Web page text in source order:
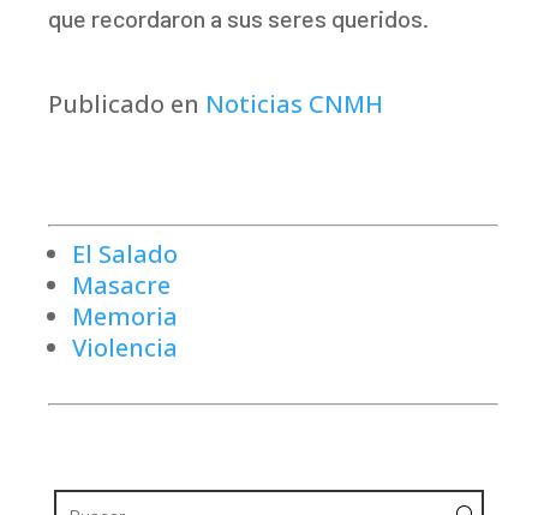
que recordaron a sus seres queridos.
Publicado en Noticias CNMH
El Salado
Masacre
Memoria
Violencia